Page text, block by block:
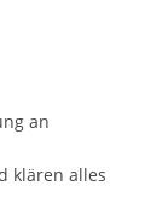
an
klären alles